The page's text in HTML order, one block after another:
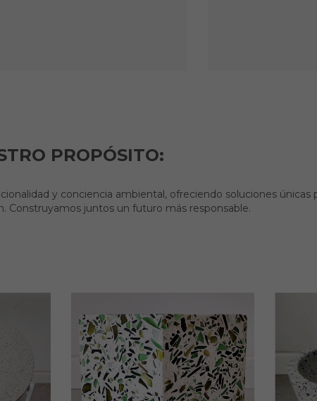
PROPÓSITO:
y conciencia ambiental, ofreciendo soluciones únicas
Construyamos juntos un futuro más responsable.